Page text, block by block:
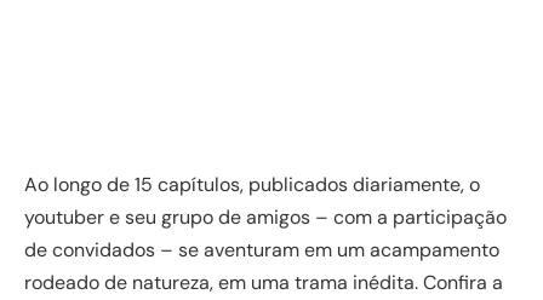
Ao longo de 15 capítulos, publicados diariamente, o
youtuber e seu grupo de amigos – com a participação
de convidados – se aventuram em um acampamento
rodeado de natureza, em uma trama inédita. Confira a